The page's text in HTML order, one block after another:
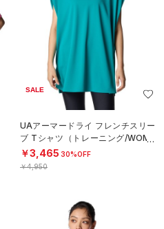
SALE
UAアーマードライ フレンチスリー
ブ Tシャツ（トレーニング/WOME
N）
￥3,465 30%OFF
￥4,950